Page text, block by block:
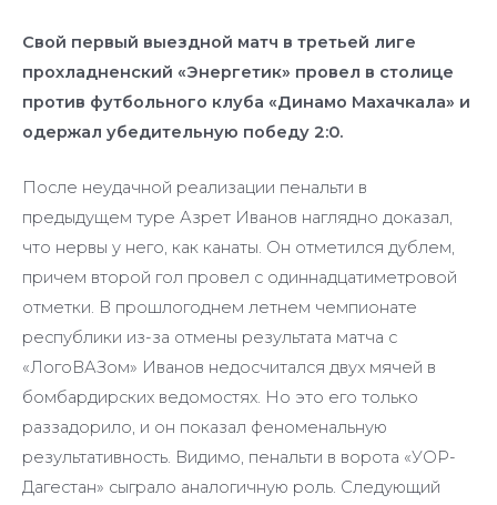
Свой первый выездной матч в третьей лиге
прохладненский «Энергетик» провел в столице
против футбольного клуба «Динамо Махачкала» и
одержал убедительную победу 2:0.
После неудачной реализации пенальти в
предыдущем туре Азрет Иванов наглядно доказал,
что нервы у него, как канаты. Он отметился дублем,
причем второй гол провел с одиннадцатиметровой
отметки. В прошлогоднем летнем чемпионате
республики из-за отмены результата матча с
«ЛогоВАЗом» Иванов недосчитался двух мячей в
бомбардирских ведомостях. Но это его только
раззадорило, и он показал феноменальную
результативность. Видимо, пенальти в ворота «УОР-
Дагестан» сыграло аналогичную роль. Следующий